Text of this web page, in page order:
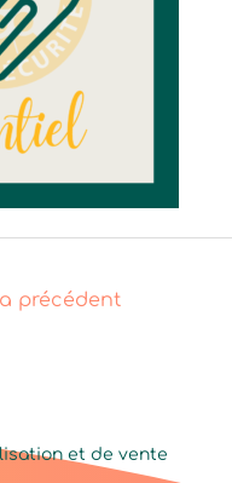
précédent
et de vente